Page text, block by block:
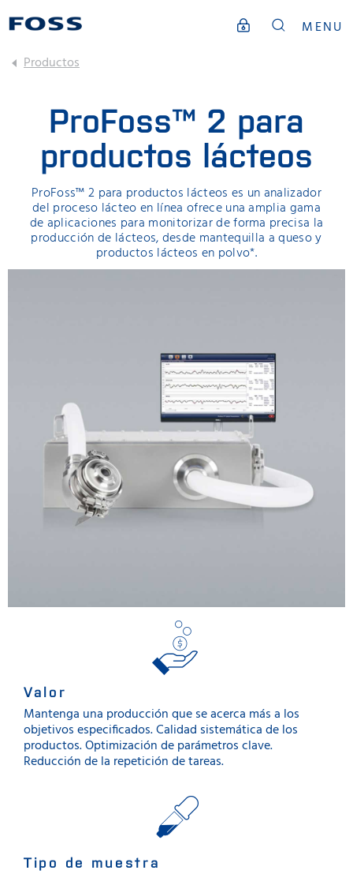
MENU
Productos
ProFoss™ 2 para
productos lácteos
ProFoss™ 2 para productos lácteos es un analizador
del proceso lácteo en línea ofrece una amplia gama
de aplicaciones para monitorizar de forma precisa la
producción de lácteos, desde mantequilla a queso y
productos lácteos en polvo*.
Valor
Mantenga una producción que se acerca más a los
objetivos especificados. Calidad sistemática de los
productos. Optimización de parámetros clave.
Reducción de la repetición de tareas.
Tipo de muestra